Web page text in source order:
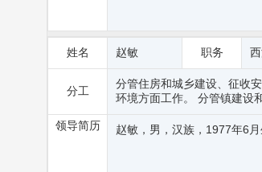
姓名 赵敏 职务
分工
分管住房和城乡建设、征收
环境方面工作。 分管镇建设
领导简历 赵敏，男，汉族，1977年6